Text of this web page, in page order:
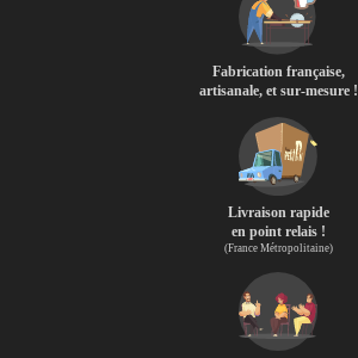
Fabrication française,
artisanale, et sur-mesure !
Livraison rapide
en point relais !
(France Métropolitaine)